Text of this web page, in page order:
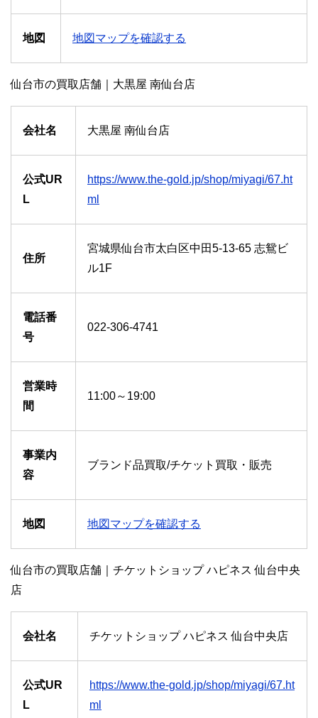
地図 地図マップを確認する
仙台市の買取店舗｜大黒屋 南仙台店
会社名 大黒屋 南仙台店
公式UR
L
https://www.the-gold.jp/shop/miyagi/67.ht
ml
住所
宮城県仙台市太白区中田5-13-65 志鴛ビ
ル1F
電話番
号
022-306-4741
営業時
間
11:00～19:00
事業内
容
ブランド品買取/チケット買取・販売
地図 地図マップを確認する
仙台市の買取店舗｜チケットショップ ハピネス 仙台中央
店
会社名 チケットショップ ハピネス 仙台中央店
公式UR
L
https://www.the-gold.jp/shop/miyagi/67.ht
ml